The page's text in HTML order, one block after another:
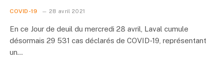
COVID-19 28 avril 2021
En ce Jour de deuil du mercredi 28 avril, Laval cumule
désormais 29 531 cas déclarés de COVID-19, représentant
un…